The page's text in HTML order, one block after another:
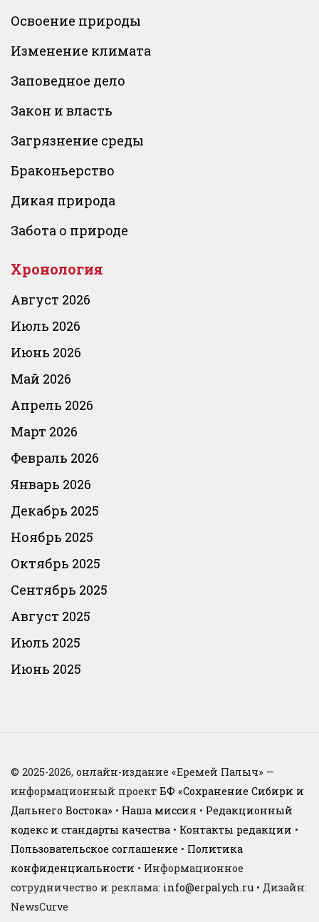
Освоение природы
Изменение климата
Заповедное дело
Закон и власть
Загрязнение среды
Браконьерство
Дикая природа
Забота о природе
Хронология
Август 2026
Июль 2026
Июнь 2026
Май 2026
Апрель 2026
Март 2026
Февраль 2026
Январь 2026
Декабрь 2025
Ноябрь 2025
Октябрь 2025
Сентябрь 2025
Август 2025
Июль 2025
Июнь 2025
© 2025-2026, онлайн-издание «Еремей Палыч» —
информационный проект БФ «Сохранение Сибири и
Дальнего Востока» • Наша миссия • Редакционный
кодекс и стандарты качества • Контакты редакции •
Пользовательское соглашение • Политика
конфиденциальности • Информационное
сотрудничество и реклама: info@erpalych.ru • Дизайн:
NewsCurve